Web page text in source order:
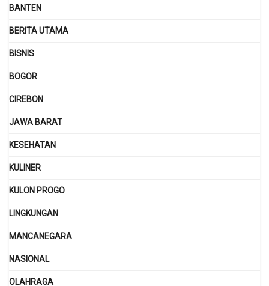
BANTEN
BERITA UTAMA
BISNIS
BOGOR
CIREBON
JAWA BARAT
KESEHATAN
KULINER
KULON PROGO
LINGKUNGAN
MANCANEGARA
NASIONAL
OLAHRAGA